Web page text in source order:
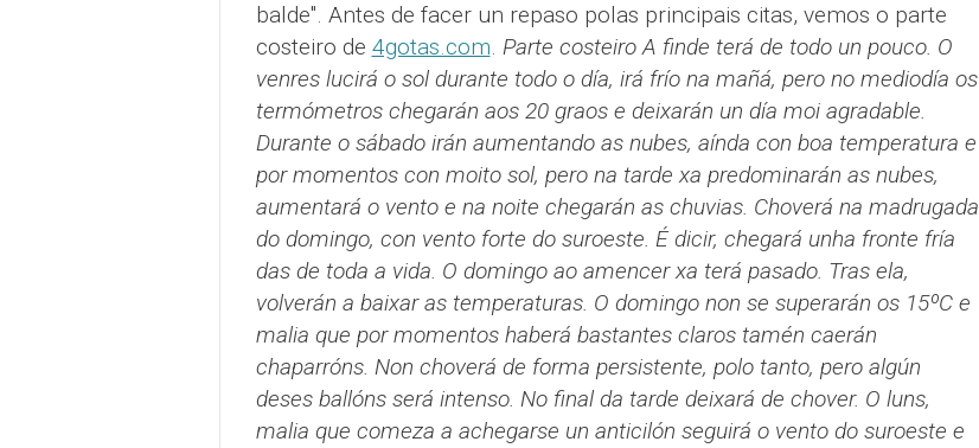
balde". Antes de facer un repaso polas principais citas, vemos o parte
costeiro de 4gotas.com. Parte costeiro A finde terá de todo un pouco. O
venres lucirá o sol durante todo o día, irá frío na mañá, pero no mediodía os
termómetros chegarán aos 20 graos e deixarán un día moi agradable.
Durante o sábado irán aumentando as nubes, aínda con boa temperatura e
por momentos con moito sol, pero na tarde xa predominarán as nubes,
aumentará o vento e na noite chegarán as chuvias. Choverá na madrugada
do domingo, con vento forte do suroeste. É dicir, chegará unha fronte fría
das de toda a vida. O domingo ao amencer xa terá pasado. Tras ela,
volverán a baixar as temperaturas. O domingo non se superarán os 15ºC e
malia que por momentos haberá bastantes claros tamén caerán
chaparróns. Non choverá de forma persistente, polo tanto, pero algún
deses ballóns será intenso. No final da tarde deixará de chover. O luns,
malia que comeza a achegarse un anticilón seguirá o vento do suroeste e